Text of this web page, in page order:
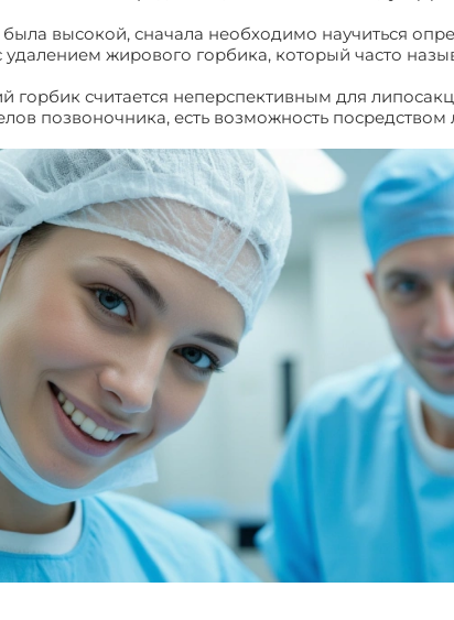
высокой, сначала необходимо научиться
жирового горбика, который часто
горбик считается неперспективным для
позвоночника, есть возможность